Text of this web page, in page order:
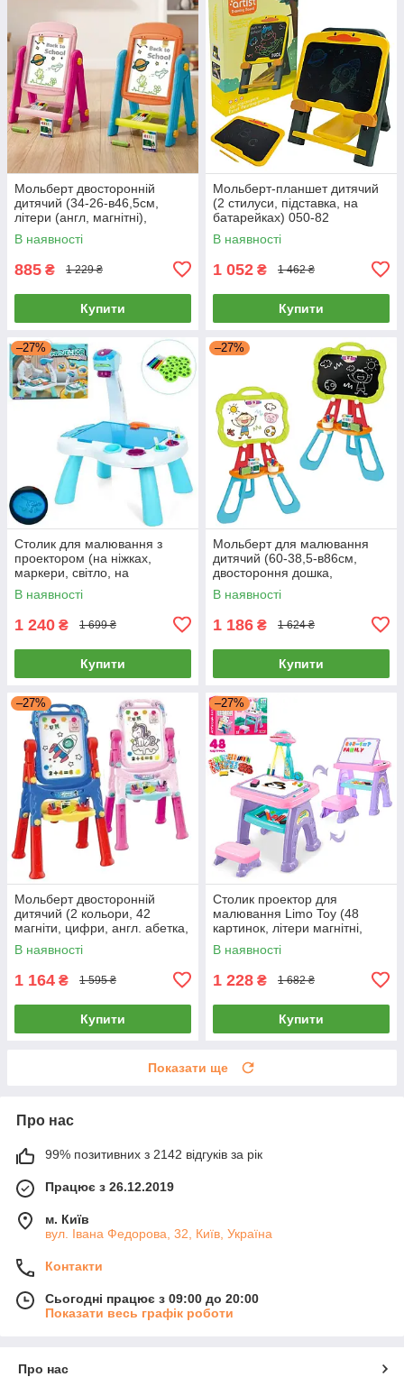
Мольберт двосторонній
дитячий (34-26-в46,5см,
літери (англ, магнітні),
фломастери, крейда, губка,
24 деталі) 050-69
В наявності
885 ₴ 1 229 ₴
Купити
Мольберт-планшет дитячий
(2 стилуси, підставка, на
батарейках) 050-82
В наявності
1 052 ₴ 1 462 ₴
Купити
–27%
Столик для малювання з
проектором (на ніжках,
маркери, світло, на
батарейці, в коробці) 628-117
В наявності
1 240 ₴ 1 699 ₴
Купити
–27%
Мольберт для малювання
дитячий (60-38,5-в86см,
двостороння дошка,
маркери, крейда, стакан,
губка, 32 предмети) 050-13
В наявності
1 186 ₴ 1 624 ₴
Купити
–27%
Мольберт двосторонній
дитячий (2 кольори, 42
магніти, цифри, англ. абетка,
6 маркерів, крейда) YM-
229/23
В наявності
1 164 ₴ 1 595 ₴
Купити
–27%
Столик проектор для
малювання Limo Toy (48
картинок, літери магнітні,
магнітні цифри, фломастери)
AK 0004
В наявності
1 228 ₴ 1 682 ₴
Купити
Показати ще
Про нас
99% позитивних з 2142 відгуків за рік
Працює з 26.12.2019
м. Київ
вул. Івана Федорова, 32, Київ, Україна
Контакти
Сьогодні працює з 09:00 до 20:00
Показати весь графік роботи
Про нас